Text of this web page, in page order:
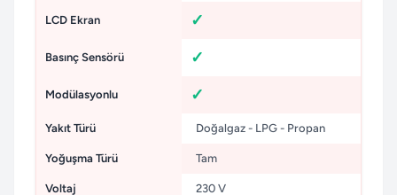
LCD Ekran
Basınç Sensörü
Modülasyonlu
Yakıt Türü Doğalgaz - LPG - Propan
Yoğuşma Türü Tam
Voltaj 230 V